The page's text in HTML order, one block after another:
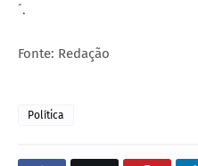
´.
Fonte: Redação
Política